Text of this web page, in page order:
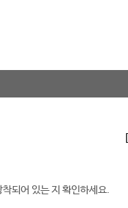
되어 있는 지 확인하세요.